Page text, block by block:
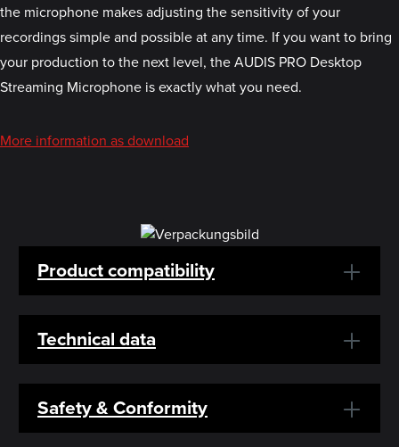
the microphone makes adjusting the sensitivity of your
recordings simple and possible at any time. If you want to bring
your production to the next level, the AUDIS PRO Desktop
Streaming Microphone is exactly what you need.
More information as download
Product compatibility
Technical data
Safety & Conformity